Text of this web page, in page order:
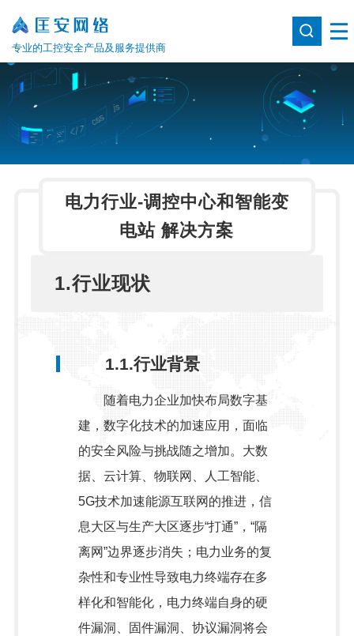
专业的工控安全产品及服务提供商
电力行业-调控中心和智能变
电站 解决方案
1.行业现状
1.1.行业背景
随着电力企业加快布局数字基
建，数字化技术的加速应用，面临
的安全风险与挑战随之增加。大数
据、云计算、物联网、人工智能、
5G技术加速能源互联网的推进，信
息大区与生产大区逐步“打通”，“隔
离网”边界逐步消失；电力业务的复
杂性和专业性导致电力终端存在多
样化和智能化，电力终端自身的硬
件漏洞、固件漏洞、协议漏洞将会